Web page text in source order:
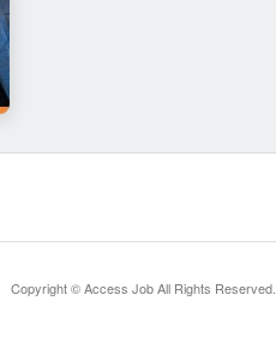
Copyright © Access Job All Rights Reserved.